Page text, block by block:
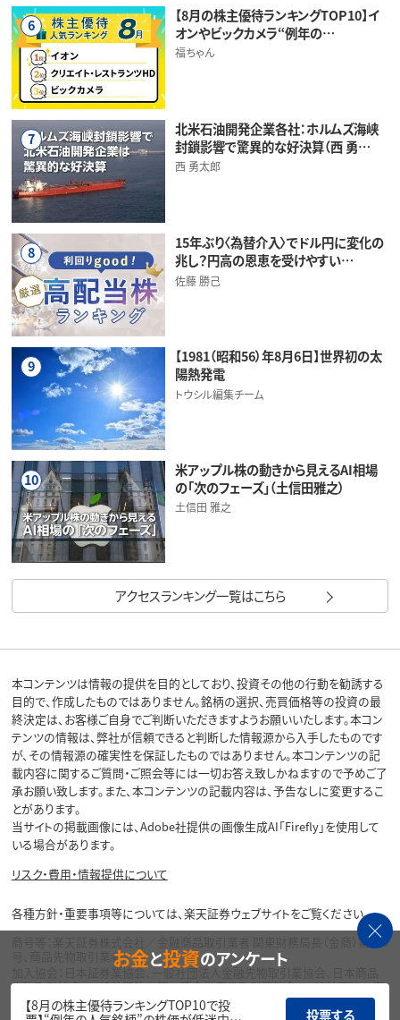
6
【8月の株主優待ランキングTOP10】イ
オンやビックカメラ“例年の…
福ちゃん
7
北米石油開発企業各社：ホルムズ海峡
封鎖影響で驚異的な好決算（西 勇…
西 勇太郎
8
15年ぶり〈為替介入〉でドル円に変化の
兆し？円高の恩恵を受けやすい…
佐藤 勝己
9
【1981（昭和56）年8月6日】世界初の太
陽熱発電
トウシル編集チーム
10
米アップル株の動きから見えるAI相場
の「次のフェーズ」（土信田雅之）
土信田 雅之
アクセスランキング一覧はこちら
本コンテンツは情報の提供を目的としており、投資その他の行動を勧誘する
目的で、作成したものではありません。銘柄の選択、売買価格等の投資の最
終決定は、お客様ご自身でご判断いただきますようお願いいたします。本コン
テンツの情報は、弊社が信頼できると判断した情報源から入手したものです
が、その情報源の確実性を保証したものではありません。本コンテンツの記
載内容に関するご質問・ご照会等には一切お答え致しかねますので予めご了
承お願い致します。また、本コンテンツの記載内容は、予告なしに変更するこ
とがあります。
当サイトの掲載画像には、Adobe社提供の画像生成AI「Firefly」を使用して
いる場合があります。
リスク・費用・情報提供について
各種方針・重要事項等については、楽天証券ウェブサイトをご覧ください。
商号等：楽天証券株式会社／金融商品取引業者 関東財務局長（金商）第195
号、商品先物取引業者
加入協会：日本証券業協会、一般社団法人金融先物取引業協会、日本商品
先物取引協会、一般社団法人第二種金融商品取引業協会、一般社団法人資
産運用業協会
お金と投資のアンケート
【8月の株主優待ランキングTOP10で投
投票する